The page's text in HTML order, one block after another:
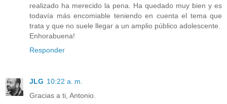
realizado ha merecido la pena. Ha quedado muy bien y es
todavía más encomiable teniendo en cuenta el tema que
trata y que no suele llegar a un amplio público adolescente.
Enhorabuena!
Responder
JLG 10:22 a. m.
Gracias a ti, Antonio.